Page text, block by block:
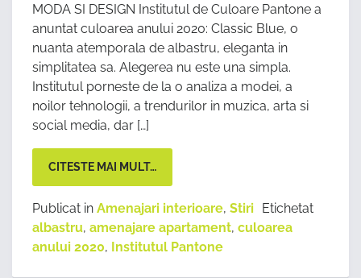
MODA SI DESIGN Institutul de Culoare Pantone a
anuntat culoarea anului 2020: Classic Blue, o
nuanta atemporala de albastru, eleganta in
simplitatea sa. Alegerea nu este una simpla.
Institutul porneste de la o analiza a modei, a
noilor tehnologii, a trendurilor in muzica, arta si
social media, dar […]
CITESTE MAI MULT…
Publicat in Amenajari interioare, Stiri
Etichetat
albastru, amenajare apartament, culoarea
anului 2020, Institutul Pantone